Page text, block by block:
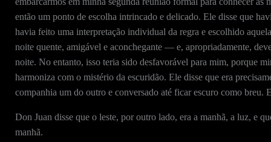
então um ponto de escolha intrincado e delicado. Ele disse que
havia feito uma interpretação individual da regra e escolhido
noite quente, amigável e aconchegante — e, apropriadamente,
noite. No entanto, isso teria sido desfavorável para mim, porque
harmoniza com o mistério da escuridão. Ele disse que era
companhia um do outro e conversado até ficar escuro como breu.
Don Juan disse que o leste, por outro lado, era a manhã, a luz, e
manhã.